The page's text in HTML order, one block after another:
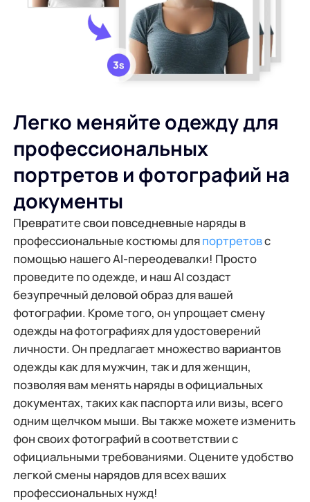
Легко меняйте одежду для
профессиональных
портретов и фотографий на
документы
Превратите свои повседневные наряды в
профессиональные костюмы дляпортретовс
помощью нашего AI-переодевалки! Просто
проведите по одежде, и наш AI создаст
безупречный деловой образ для вашей
фотографии. Кроме того, он упрощает смену
одежды на фотографиях для удостоверений
личности. Он предлагает множество вариантов
одежды как для мужчин, так и для женщин,
позволяя вам менять наряды в официальных
документах, таких как паспорта или визы, всего
одним щелчком мыши. Вы также можете изменить
фон своих фотографий в соответствии с
официальными требованиями. Оцените удобство
легкой смены нарядов для всех ваших
профессиональных нужд!